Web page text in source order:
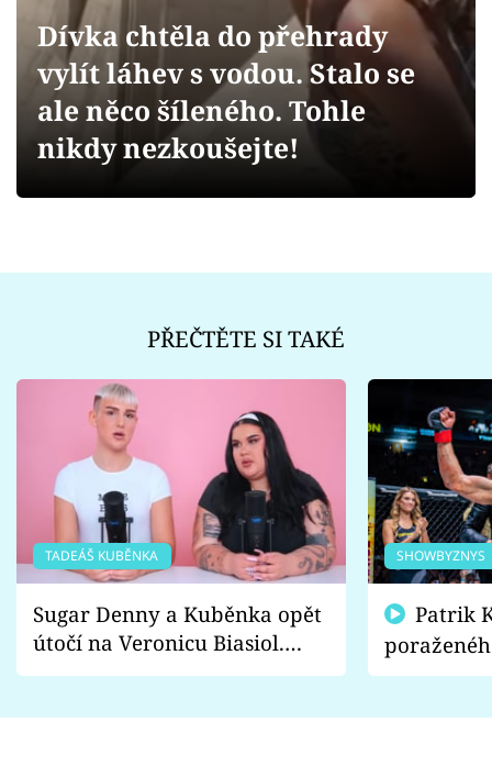
Videa
Sledujte prima+
Dívka chtěla do přehrady
vylít láhev s vodou. Stalo se
ale něco šíleného. Tohle
nikdy nezkoušejte!
PŘEČTĚTE SI TAKÉ
TADEÁŠ KUBĚNKA
Sugar Denny a Kuběnka opět
útočí na Veronicu Biasiol.
Proč je podle nich falešná a
SHOWBYZNYS
fanoušci